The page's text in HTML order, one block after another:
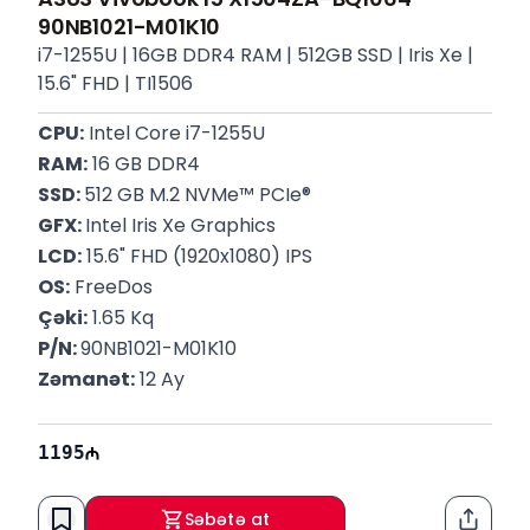
90NB1021-M01K10
i7-1255U | 16GB DDR4 RAM | 512GB SSD | Iris Xe |
15.6" FHD | TI1506
CPU: Intel Core i7-1255U
RAM: 16 GB DDR4
SSD: 512 GB M.2 NVMe™ PCIe®
GFX: Intel Iris Xe Graphics
LCD: 15.6" FHD (1920x1080) IPS
OS: FreeDos
Çəki: 1.65 Kq
P/N: 90NB1021-M01K10
Zəmanət: 12 Ay
1195
Səbətə at